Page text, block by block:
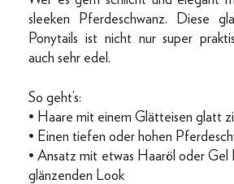
sleeken Pferdeschwanz. Diese
Ponytails ist nicht nur super
auch sehr edel.
So geht’s:
• Haare mit einem Glätteisen glatt
• Einen tiefen oder hohen
• Ansatz mit etwas Haaröl oder Gel
glänzenden Look